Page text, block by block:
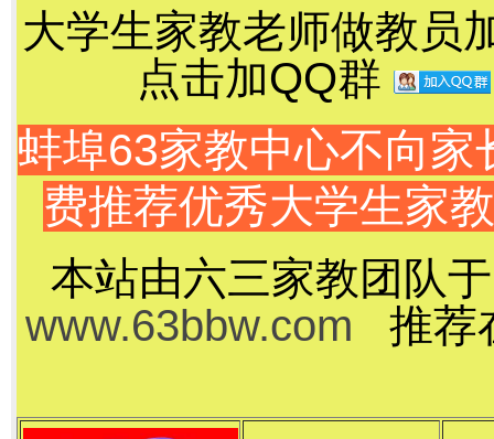
大学生家教老师做教员
点击加QQ群
蚌埠63家教中心不向
费推荐优秀大学生家
本站由六三家教团队
www.63bbw.com 推荐